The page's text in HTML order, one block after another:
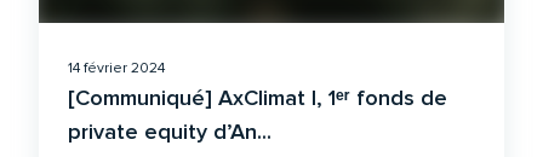
14 février 2024
[Communiqué] AxClimat I, 1ᵉʳ fonds de
private equity d’An...